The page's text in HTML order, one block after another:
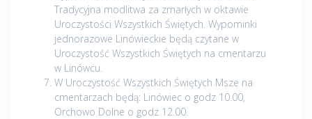
Tradycyjna modlitwa za zmarłych w oktawie
Uroczystości Wszystkich Świętych. Wypominki
jednorazowe Linówieckie będą czytane w
Uroczystość Wszystkich Świętych na cmentarzu
w Linówcu.
W Uroczystość Wszystkich Świętych Msze na
cmentarzach będą: Linówiec o godz 10.00,
Orchowo Dolne o godz 12.00.